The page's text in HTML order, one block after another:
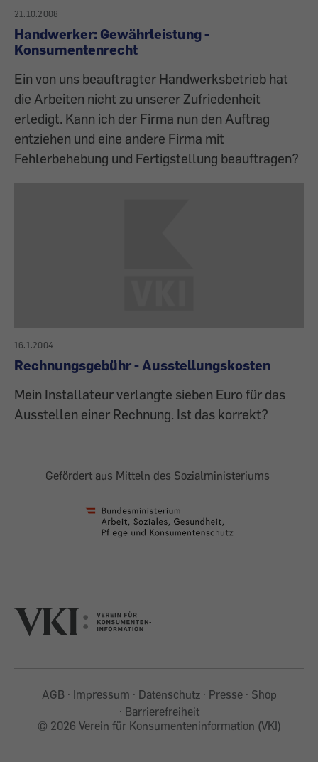
21.10.2008
Handwerker: Gewährleistung -
Konsumentenrecht
Ein von uns beauftragter Handwerksbetrieb hat
die Arbeiten nicht zu unserer Zufriedenheit
erledigt. Kann ich der Firma nun den Auftrag
entziehen und eine andere Firma mit
Fehlerbehebung und Fertigstellung beauftragen?
16.1.2004
Rechnungsgebühr - Ausstellungskosten
Mein Installateur verlangte sieben Euro für das
Ausstellen einer Rechnung. Ist das korrekt?
Gefördert aus Mitteln des Sozialministeriums
AGB Impressum Datenschutz Presse
Shop
Barrierefreiheit
© 2026 Verein für Konsumenteninformation (VKI)